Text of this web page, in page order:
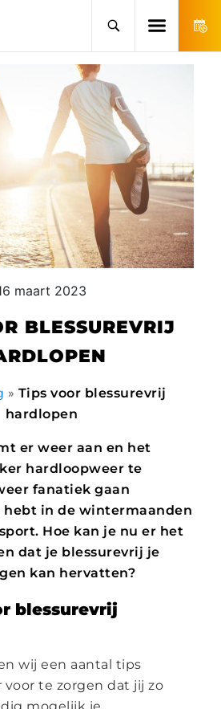
maart 2023
BLESSUREVRIJ
» Tips voor blessurevrij
hardlopen
er weer aan en het
hardloopweer te
fanatiek gaan
hebt in de wintermaanden
Hoe kan je nu er het
dat je blessurevrij je
kan hervatten?
blessurevrij
wij een aantal tips
te zorgen dat jij zo